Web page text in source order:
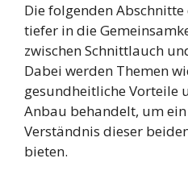
Die folgenden
tiefer in die
zwischen Schnittlauch
Dabei werden Themen
gesundheitliche Vorteile
Anbau behandelt, um
Verständnis dieser
bieten.